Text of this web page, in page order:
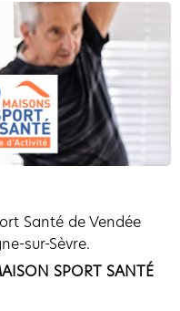
Santé de Vendée
sur-Sèvre.
SPORT SANTÉ